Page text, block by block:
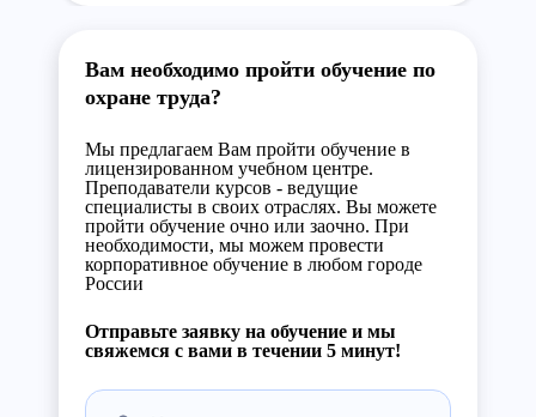
Вам необходимо пройти обучение по
охране труда?
Мы предлагаем Вам пройти обучение в
лицензированном учебном центре.
Преподаватели курсов - ведущие
специалисты в своих отраслях. Вы можете
пройти обучение очно или заочно. При
необходимости, мы можем провести
корпоративное обучение в любом городе
России
Отправьте заявку на обучение и мы
свяжемся с вами в течении 5 минут!